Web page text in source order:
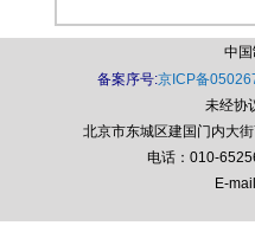
中
备案序号:京ICP备
未经协
北京市东城区建国门内大
电话：010-
E-